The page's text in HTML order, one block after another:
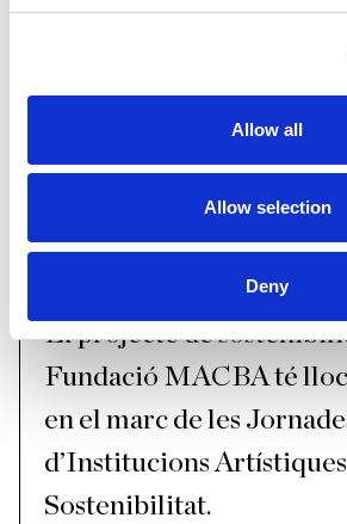
Allow all
Allow selection
Deny
Sostenibilitat
El projecte de
Fundació MACBA té
en el marc de les
d’Institucions
Sostenibilitat.